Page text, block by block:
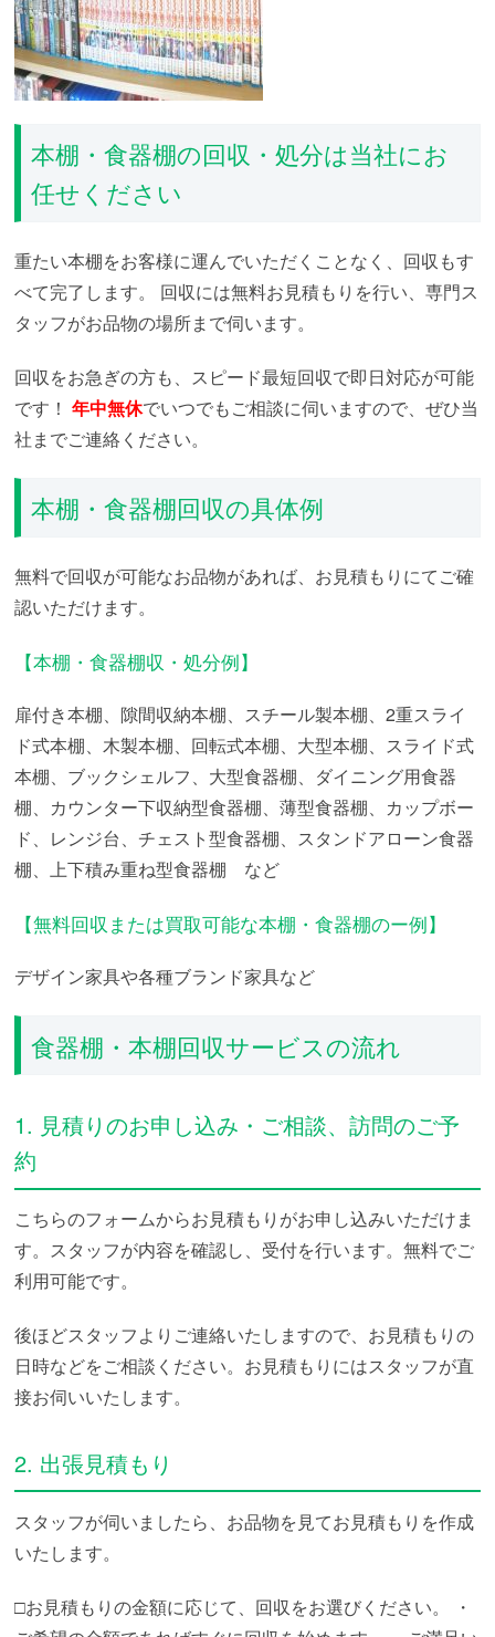
本棚・食器棚の回収・処分は当社にお
任せください
重たい本棚をお客様に運んでいただくことなく、回収もす
べて完了します。
回収には無料お見積もりを行い、専門ス
タッフがお品物の場所まで伺います。
回収をお急ぎの方も、スピード最短回収で即日対応が可能
です！ 年中無休でいつでもご相談に伺いますので、ぜひ当
社までご連絡ください。
本棚・食器棚回収の具体例
無料で回収が可能なお品物があれば、お見積もりにてご確
認いただけます。
【本棚・食器棚収・処分例】
扉付き本棚、隙間収納本棚、スチール製本棚、2重スライ
ド式本棚、木製本棚、回転式本棚、大型本棚、スライド式
本棚、ブックシェルフ、大型食器棚、ダイニング用食器
棚、カウンター下収納型食器棚、薄型食器棚、カップボー
ド、レンジ台、チェスト型食器棚、スタンドアローン食器
棚、上下積み重ね型食器棚 など
【無料回収または買取可能な本棚・食器棚のー例】
デザイン家具や各種ブランド家具など
食器棚・本棚回収サービスの流れ
1. 見積りのお申し込み・ご相談、訪問のご予
約
こちらのフォームからお見積もりがお申し込みいただけま
す。スタッフが内容を確認し、受付を行います。無料でご
利用可能です。
後ほどスタッフよりご連絡いたしますので、お見積もりの
日時などをご相談ください。お見積もりにはスタッフが直
接お伺いいたします。
2. 出張見積もり
スタッフが伺いましたら、お品物を見てお見積もりを作成
いたします。
□お見積もりの金額に応じて、回収をお選びください。
・